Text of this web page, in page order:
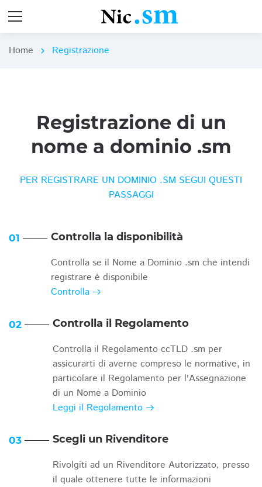
Home chevron_right Registrazione
Registrazione di un
nome a dominio .sm
PER REGISTRARE UN DOMINIO .SM SEGUI QUESTI
PASSAGGI
01 Controlla la disponibilità
Controlla se il Nome a Dominio .sm che intendi
registrare è disponibile
Controlla
02 Controlla il Regolamento
Controlla il Regolamento ccTLD .sm per
assicurarti di averne compreso le normative, in
particolare il Regolamento per l'Assegnazione
di un Nome a Dominio
Leggi il Regolamento
03 Scegli un Rivenditore
Rivolgiti ad un Rivenditore Autorizzato, presso
il quale ottenere tutte le informazioni